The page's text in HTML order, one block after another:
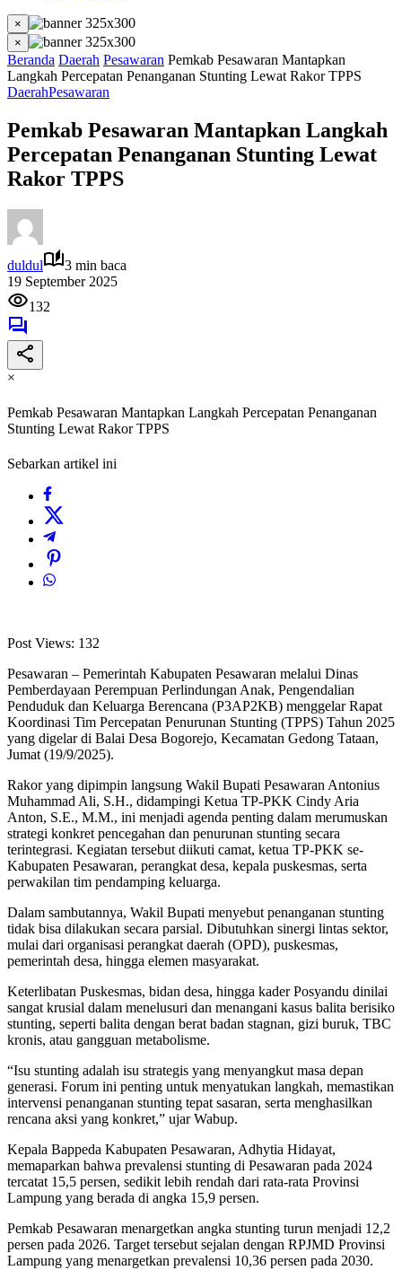
×
×
Beranda Daerah Pesawaran Pemkab Pesawaran Mantapkan
Langkah Percepatan Penanganan Stunting Lewat Rakor TPPS
DaerahPesawaran
Pemkab Pesawaran Mantapkan Langkah
Percepatan Penanganan Stunting Lewat
Rakor TPPS
duldul
3 min baca
19 September 2025
132
×
Pemkab Pesawaran Mantapkan Langkah Percepatan Penanganan
Stunting Lewat Rakor TPPS
Sebarkan artikel ini
Post Views: 132
Pesawaran – Pemerintah Kabupaten Pesawaran melalui Dinas
Pemberdayaan Perempuan Perlindungan Anak, Pengendalian
Penduduk dan Keluarga Berencana (P3AP2KB) menggelar Rapat
Koordinasi Tim Percepatan Penurunan Stunting (TPPS) Tahun 2025
yang digelar di Balai Desa Bogorejo, Kecamatan Gedong Tataan,
Jumat (19/9/2025).
Rakor yang dipimpin langsung Wakil Bupati Pesawaran Antonius
Muhammad Ali, S.H., didampingi Ketua TP-PKK Cindy Aria
Anton, S.E., M.M., ini menjadi agenda penting dalam merumuskan
strategi konkret pencegahan dan penurunan stunting secara
terintegrasi. Kegiatan tersebut diikuti camat, ketua TP-PKK se-
Kabupaten Pesawaran, perangkat desa, kepala puskesmas, serta
perwakilan tim pendamping keluarga.
Dalam sambutannya, Wakil Bupati menyebut penanganan stunting
tidak bisa dilakukan secara parsial. Dibutuhkan sinergi lintas sektor,
mulai dari organisasi perangkat daerah (OPD), puskesmas,
pemerintah desa, hingga elemen masyarakat.
Keterlibatan Puskesmas, bidan desa, hingga kader Posyandu dinilai
sangat krusial dalam menelusuri dan menangani kasus balita berisiko
stunting, seperti balita dengan berat badan stagnan, gizi buruk, TBC
kronis, atau gangguan metabolisme.
“Isu stunting adalah isu strategis yang menyangkut masa depan
generasi. Forum ini penting untuk menyatukan langkah, memastikan
intervensi penanganan stunting tepat sasaran, serta menghasilkan
rencana aksi yang konkret,” ujar Wabup.
Kepala Bappeda Kabupaten Pesawaran, Adhytia Hidayat,
memaparkan bahwa prevalensi stunting di Pesawaran pada 2024
tercatat 15,5 persen, sedikit lebih rendah dari rata-rata Provinsi
Lampung yang berada di angka 15,9 persen.
Pemkab Pesawaran menargetkan angka stunting turun menjadi 12,2
persen pada 2026. Target tersebut sejalan dengan RPJMD Provinsi
Lampung yang menargetkan prevalensi 10,36 persen pada 2030.